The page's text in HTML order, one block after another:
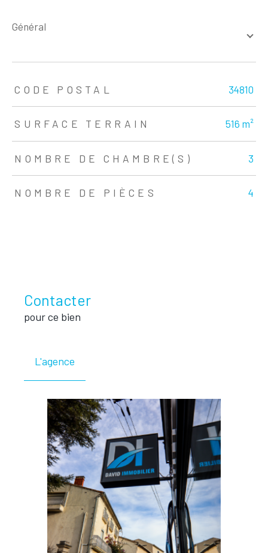
général
TRAD_ZEPHYR_Caracteristique TRAD_ZEPHYR_Valeurs
CODE POSTAL 34810
SURFACE TERRAIN 516 m²
NOMBRE DE CHAMBRE(S) 3
NOMBRE DE PIÈCES 4
Contacter
pour ce bien
L'agence